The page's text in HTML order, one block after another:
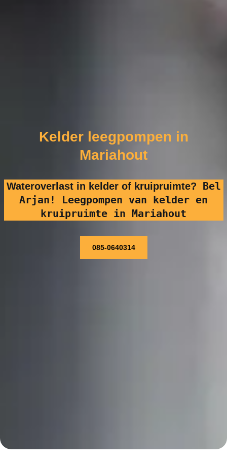
Kelder leegpompen in
Mariahout
Wateroverlast in kelder of kruipruimte?
Bel
Arjan! Leegpompen van kelder en
kruipruimte in Mariahout
085-0640314